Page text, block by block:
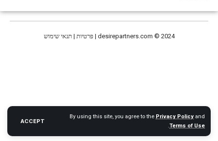
By using this site, you agree to the Privacy Policy and
Terms of Use
.
ACCEPT
desirepartners.com © 2024 | פרטיות | תנאי שימוש